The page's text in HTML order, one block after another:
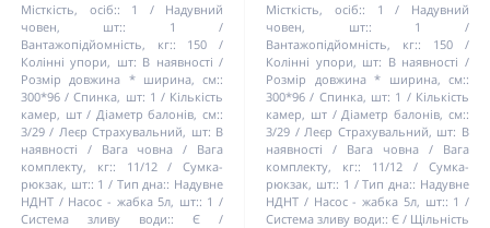
Місткість, осіб:: 1
Надувний
човен, шт::
1
Вантажопідйомність, кг::
150
Колінні упори, шт: В наявності
Розмір довжина * ширина, см::
300*96
Спинка, шт: 1
Кількість
камер, шт / Діаметр балонів, см::
3/29
Леєр Страхувальний, шт: В
наявності
Вага човна / Вага
комплекту, кг::
11/12
Сумка-
рюкзак, шт:: 1 Тип дна:: Надувне
НДНТ
Насос - жабка 5л, шт:: 1
Система зливу води::
Є
Місткість, осіб:: 1
Надувний
човен, шт::
1
Вантажопідйомність, кг::
150
Колінні упори, шт: В наявності
Розмір довжина * ширина, см::
300*96
Спинка, шт: 1
Кількість
камер, шт / Діаметр балонів, см::
3/29
Леєр Страхувальний, шт: В
наявності
Вага човна / Вага
комплекту, кг::
11/12
Сумка-
рюкзак, шт:: 1 Тип дна:: Надувне
НДНТ
Насос - жабка 5л, шт:: 1
Система зливу води:: Є
Щільність